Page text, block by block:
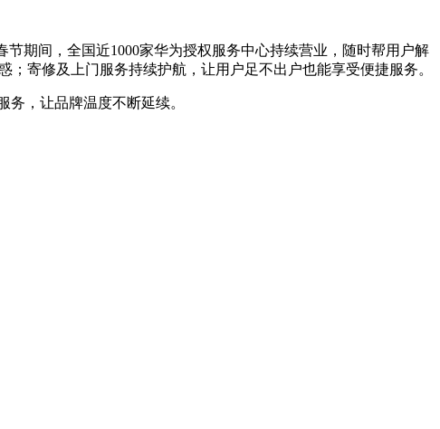
期间，全国近1000家华为授权服务中心持续营业，随时帮用户解
寄修及上门服务持续护航，让用户足不出户也能享受便捷服务。
，让品牌温度不断延续。